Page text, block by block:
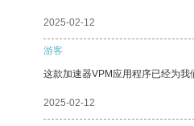
2025-02-12
游客
这款加速器VPM应用程序已经为
2025-02-12